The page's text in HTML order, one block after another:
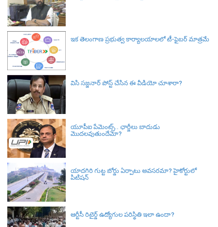
ఇక తెలంగాణ ప్రభుత్వ కార్యాలయాలలో టీ-ఫైబర్ మాత్రమే
విసి సజ్జనార్‌ పోస్ట్ చేసిన ఈ వీడియో చూశారా?
యూపీఐ పేమెంట్స్.. ఛార్జీలు బాదుడు
మొదలవుతుందేమో?
యాదగిరి గుట్ట బోర్డు ఏర్పాటు అవసరమా? హైకోర్టులో
పిటిషన్‌
ఆర్టీసీ రిటైర్డ్ ఉద్యోగుల పరిస్థితి ఇలా ఉందా?